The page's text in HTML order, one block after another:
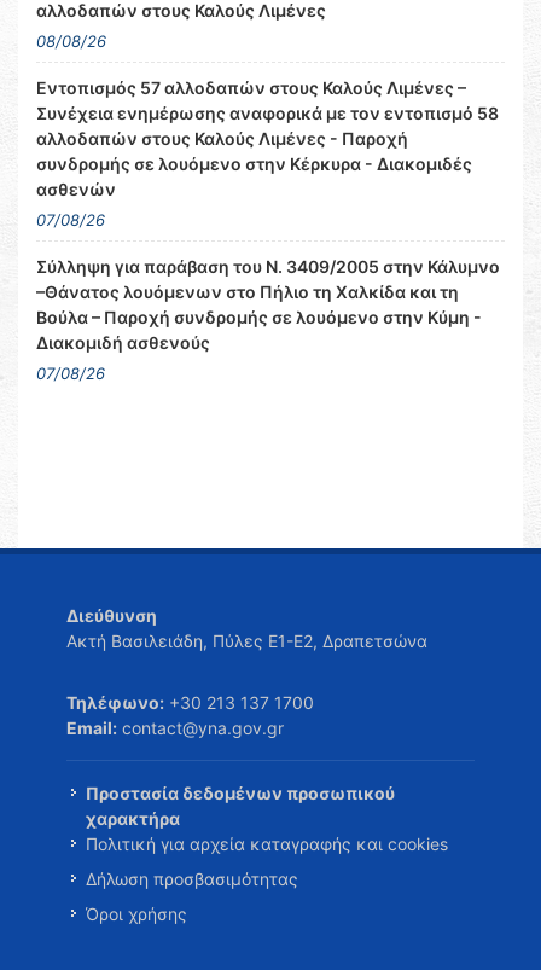
αλλοδαπών στους Καλούς Λιμένες
08/08/26
Εντοπισμός 57 αλλοδαπών στους Καλούς Λιμένες –
Συνέχεια ενημέρωσης αναφορικά με τον εντοπισμό 58
αλλοδαπών στους Καλούς Λιμένες - Παροχή
συνδρομής σε λουόμενο στην Κέρκυρα - Διακομιδές
ασθενών
07/08/26
Σύλληψη για παράβαση του Ν. 3409/2005 στην Κάλυμνο
–Θάνατος λουόμενων στο Πήλιο τη Χαλκίδα και τη
Βούλα – Παροχή συνδρομής σε λουόμενο στην Κύμη -
Διακομιδή ασθενούς
07/08/26
Διεύθυνση
Ακτή Βασιλειάδη, Πύλες Ε1-Ε2, Δραπετσώνα
Τηλέφωνο: +30 213 137 1700
Email: contact@yna.gov.gr
Προστασία δεδομένων προσωπικού
χαρακτήρα
Πολιτική για αρχεία καταγραφής και cookies
Δήλωση προσβασιμότητας
Όροι χρήσης